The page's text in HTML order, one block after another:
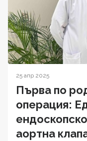
25 апр 2025
Първа по
операция:
аортна